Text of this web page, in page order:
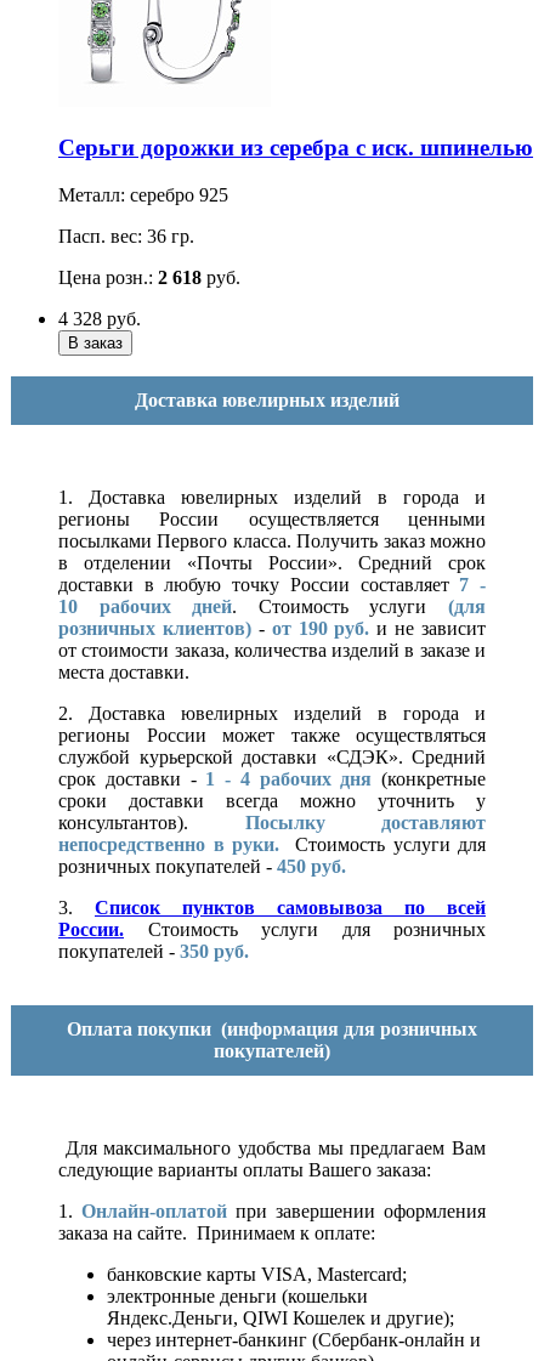
Серьги дорожки из серебра с иск. шпинелью
Металл: серебро 925
Пасп. вес: 36 гр.
Цена розн.: 2 618 руб.
4 328 руб.
Доставка ювелирных изделий
1. Доставка ювелирных изделий в города и
регионы России осуществляется ценными
посылками Первого класса. Получить заказ можно
в отделении «Почты России». Средний срок
доставки в любую точку России составляет 7 -
10 рабочих дней. Стоимость услуги(для
розничных клиентов)- от 190 руб. и не зависит
от стоимости заказа, количества изделий в заказе и
места доставки.
2. Доставка ювелирных изделий в города и
регионы России может также осуществляться
службой курьерской доставки «СДЭК». Средний
срок доставки - 1 - 4 рабочих дня (конкретные
сроки доставки всегда можно уточнить у
консультантов). Посылку доставляют
непосредственно в руки.
Стоимость услуги для
розничных покупателей - 450 руб.
3. Список пунктов самовывоза по всей
России.
Стоимость услуги для розничных
покупателей - 350 руб.
Оплата покупки (информация для розничных
покупателей)
Для максимального удобства мы предлагаем Вам
следующие варианты оплаты Вашего заказа:
1. Онлайн-оплатой при завершении оформления
заказа на сайте. Принимаем к оплате:
банковские карты VISA, Mastercard;
электронные деньги (кошельки
Яндекс.Деньги, QIWI Кошелек и другие);
через интернет-банкинг (Сбербанк-онлайн и